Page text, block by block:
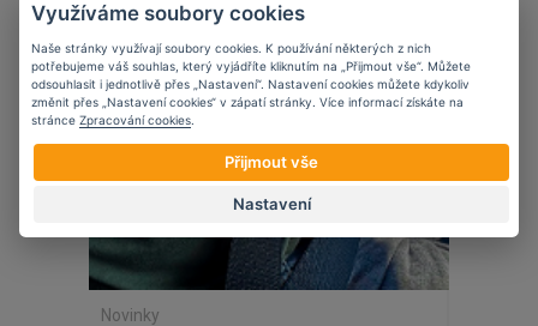
Novinky
Využíváme soubory cookies
Naše stránky využívají soubory cookies. K používání některých z nich
potřebujeme váš souhlas, který vyjádříte kliknutím na „Přijmout vše“. Můžete
odsouhlasit i jednotlivě přes „Nastavení“. Nastavení cookies můžete kdykoliv
změnit přes „Nastavení cookies“ v zápatí stránky. Více informací získáte na
stránce Zpracování cookies
Přijmout vše
Nastavení